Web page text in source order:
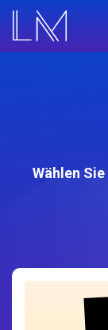
Wählen